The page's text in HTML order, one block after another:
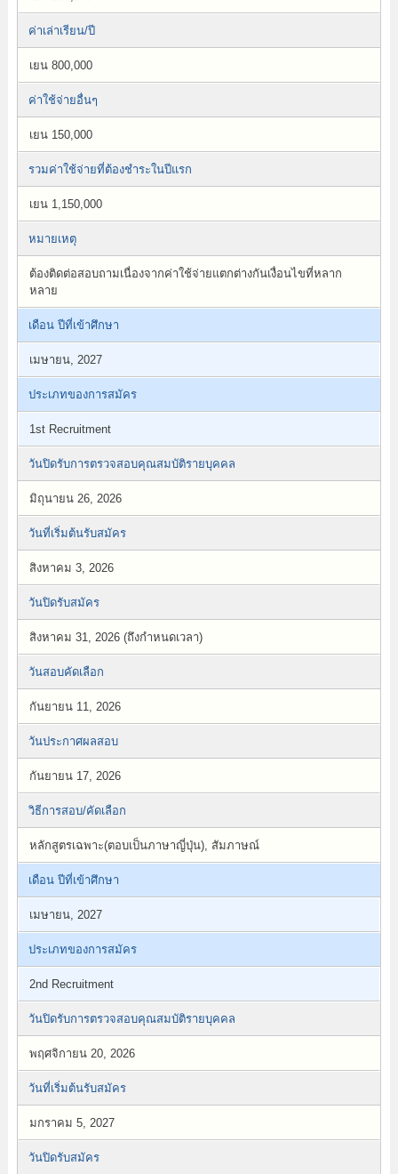
ค่าเล่าเรียน/ปี
เยน 800,000
ค่าใช้จ่ายอื่นๆ
เยน 150,000
รวมค่าใช้จ่ายที่ต้องชำระในปีแรก
เยน 1,150,000
หมายเหตุ
ต้องติดต่อสอบถามเนื่องจากค่าใช้จ่ายแตกต่างกันเงื่อนไขที่หลาก
หลาย
เดือน ปีที่เข้าศึกษา
เมษายน, 2027
ประเภทของการสมัคร
1st Recruitment
วันปิดรับการตรวจสอบคุณสมบัติรายบุคคล
มิถุนายน 26, 2026
วันที่เริ่มต้นรับสมัคร
สิงหาคม 3, 2026
วันปิดรับสมัคร
สิงหาคม 31, 2026 (ถึงกำหนดเวลา)
วันสอบคัดเลือก
กันยายน 11, 2026
วันประกาศผลสอบ
กันยายน 17, 2026
วิธีการสอบ/คัดเลือก
หลักสูตรเฉพาะ(ตอบเป็นภาษาญี่ปุ่น), สัมภาษณ์
เดือน ปีที่เข้าศึกษา
เมษายน, 2027
ประเภทของการสมัคร
2nd Recruitment
วันปิดรับการตรวจสอบคุณสมบัติรายบุคคล
พฤศจิกายน 20, 2026
วันที่เริ่มต้นรับสมัคร
มกราคม 5, 2027
วันปิดรับสมัคร